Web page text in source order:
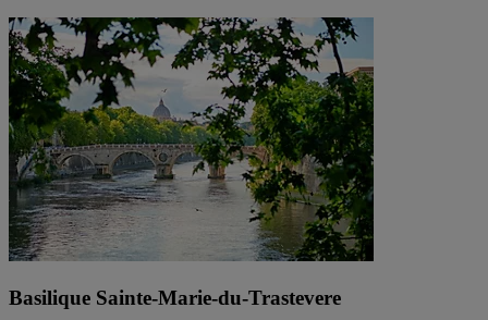
Basilique Sainte-Marie-du-Trastevere